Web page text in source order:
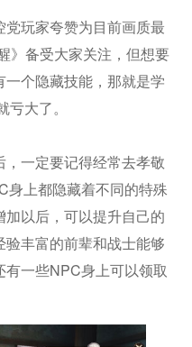
玩家夸赞为目前画质最
》备受大家关注，但想要
个隐藏技能，那就是学
大了。
一定要记得经常去孝敬
身上都隐藏着不同的特殊
以后，可以提升自己的
丰富的前辈和战士能够
一些NPC身上可以领取